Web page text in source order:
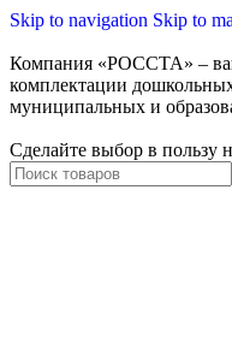
Skip to navigation Skip to
Компания «РОССТА» –
комплектации
муниципальных и
Сделайте выбор в пользу